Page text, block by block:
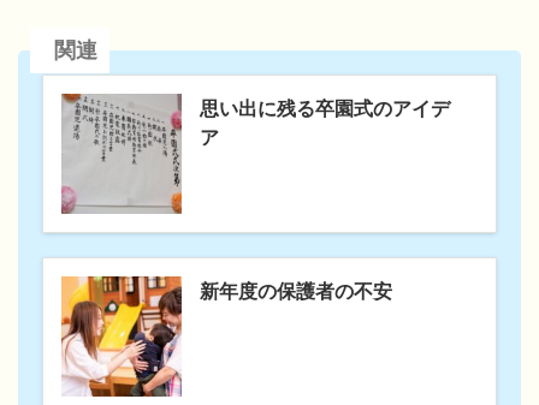
関連
思い出に残る卒園式のアイデ
ア
新年度の保護者の不安